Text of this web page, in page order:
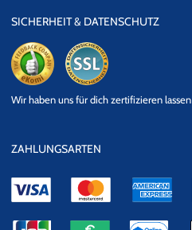
SICHERHEIT & DATENSCHUTZ
Datensicherheit
Wir haben uns für dich zertifizieren lassen
ZAHLUNGSARTEN